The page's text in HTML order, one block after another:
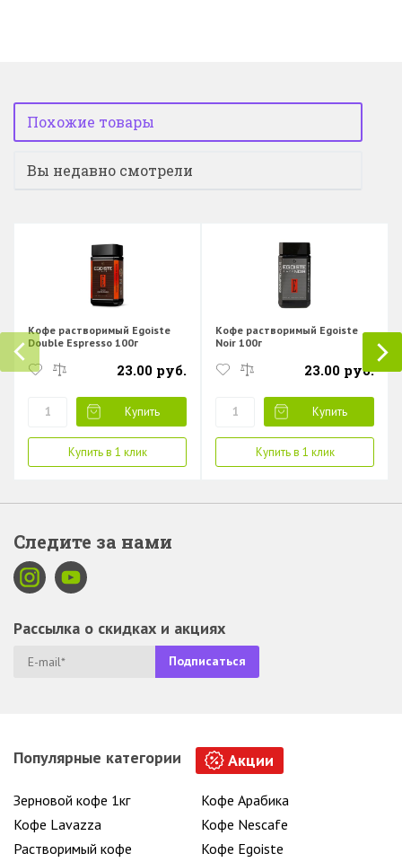
Похожие товары
Вы недавно смотрели
Кофе растворимый Egoiste
Double Espresso 100г
23.00 руб.
Купить
Купить в 1 клик
Кофе растворимый Egoiste
Noir 100г
23.00 руб.
Купить
Купить в 1 клик
Следите за нами
Рассылка о скидках и акциях
Популярные категории Акции
Зерновой кофе 1кг
Кофе Арабика
Кофе Lavazza
Кофе Nescafe
Растворимый кофе
Кофе Egoiste